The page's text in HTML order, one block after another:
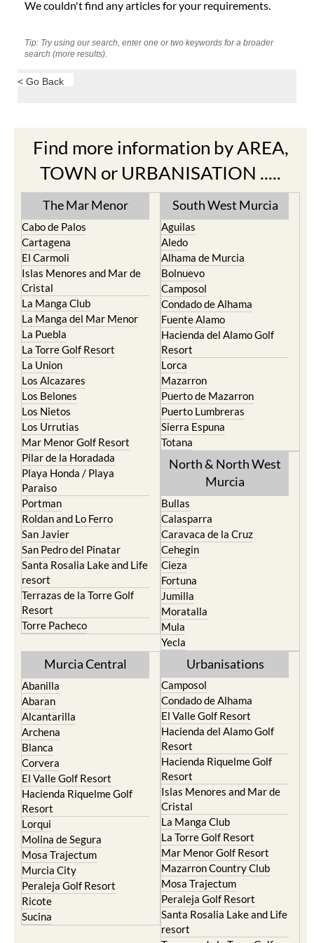
We couldn't find any articles for your requirements.
Tip: Try using our search, enter one or two keywords for a broader
search (more results).
< Go Back
Find more information by AREA,
TOWN or URBANISATION .....
The Mar Menor
Cabo de Palos
Cartagena
El Carmoli
Islas Menores and Mar de
Cristal
La Manga Club
La Manga del Mar Menor
La Puebla
La Torre Golf Resort
La Union
Los Alcazares
Los Belones
Los Nietos
Los Urrutias
Mar Menor Golf Resort
Pilar de la Horadada
Playa Honda / Playa
Paraiso
Portman
Roldan and Lo Ferro
San Javier
San Pedro del Pinatar
Santa Rosalia Lake and Life
resort
Terrazas de la Torre Golf
Resort
Torre Pacheco
South West Murcia
Aguilas
Aledo
Alhama de Murcia
Bolnuevo
Camposol
Condado de Alhama
Fuente Alamo
Hacienda del Alamo Golf
Resort
Lorca
Mazarron
Puerto de Mazarron
Puerto Lumbreras
Sierra Espuna
Totana
North & North West
Murcia
Bullas
Calasparra
Caravaca de la Cruz
Cehegin
Cieza
Fortuna
Jumilla
Moratalla
Mula
Yecla
Murcia Central
Abanilla
Abaran
Alcantarilla
Archena
Blanca
Corvera
El Valle Golf Resort
Hacienda Riquelme Golf
Resort
Lorqui
Molina de Segura
Mosa Trajectum
Murcia City
Peraleja Golf Resort
Ricote
Sucina
Urbanisations
Camposol
Condado de Alhama
El Valle Golf Resort
Hacienda del Alamo Golf
Resort
Hacienda Riquelme Golf
Resort
Islas Menores and Mar de
Cristal
La Manga Club
La Torre Golf Resort
Mar Menor Golf Resort
Mazarron Country Club
Mosa Trajectum
Peraleja Golf Resort
Santa Rosalia Lake and Life
resort